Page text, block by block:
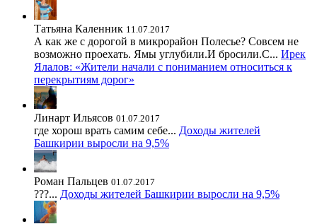
Татьяна Каленник 11.07.2017
А как же с дорогой в микрорайон Полесье? Совсем не
возможно проехать. Ямы углубили.И бросили.С... Ирек
Ялалов: «Жители начали с пониманием относиться к
перекрытиям дорог»
Линарт Ильясов 01.07.2017
где хорош врать самим себе... Доходы жителей
Башкирии выросли на 9,5%
Роман Пальцев 01.07.2017
???... Доходы жителей Башкирии выросли на 9,5%